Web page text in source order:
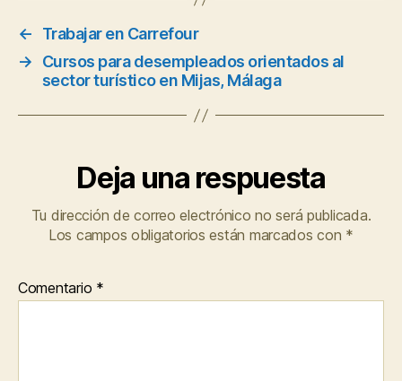
←
Trabajar en Carrefour
→
Cursos para desempleados orientados al
sector turístico en Mijas, Málaga
Deja una respuesta
Tu dirección de correo electrónico no será publicada.
Los campos obligatorios están marcados con *
Comentario *